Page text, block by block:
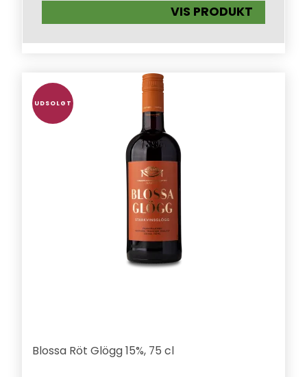
VIS PRODUKT
UDSOLGT
Blossa Röt Glögg 15%, 75 cl